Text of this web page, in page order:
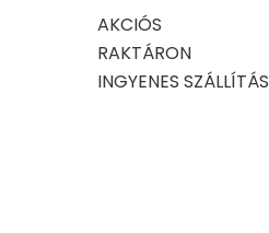
AKCIÓS
RAKTÁRON
INGYENES SZÁLLÍTÁS